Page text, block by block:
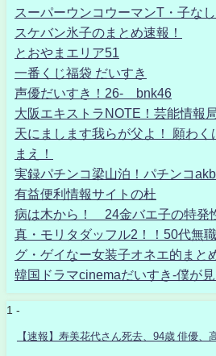
スーパーウンコウーマンT・子なし
スケバン氷子のまとめ速報！
とおやまエリア51
一番くじ福袋 だいすき
声優だいすき！26- bnk46
大阪エキストラNOTE！芸能情報
天にまします我らが父よ！ 願わく
まえ！
実録パチンコ梁山泊！パチンコ
有益便利情報サイトの杜
病は木から！ 24金バエ子の特発
真・モリタダッフル2！！50代無
グ・ゲイなー女装子オネエ的まと
韓国ドラマcinemaだいすき-僕が
1 -
【速報】寿美花代さん死去、94歳 俳優、